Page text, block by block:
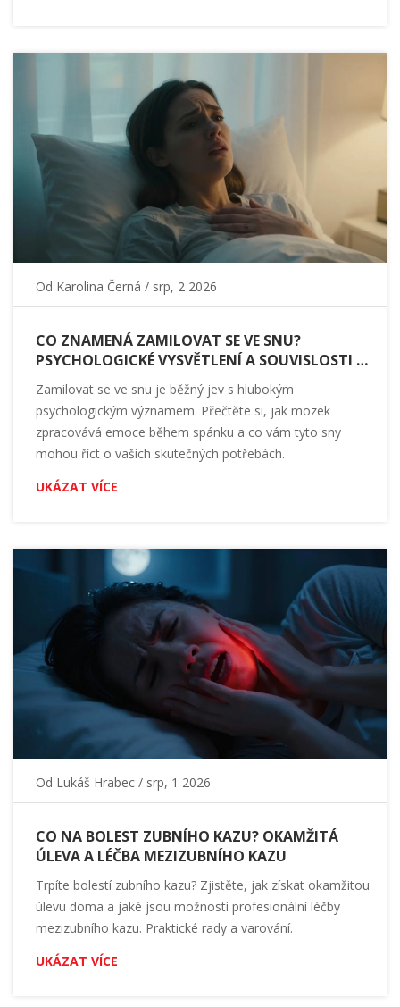
Od Karolina Černá / srp, 2 2026
CO ZNAMENÁ ZAMILOVAT SE VE SNU?
PSYCHOLOGICKÉ VYSVĚTLENÍ A SOUVISLOSTI S
EMOCEMI
Zamilovat se ve snu je běžný jev s hlubokým
psychologickým významem. Přečtěte si, jak mozek
zpracovává emoce během spánku a co vám tyto sny
mohou říct o vašich skutečných potřebách.
UKÁZAT VÍCE
Od Lukáš Hrabec / srp, 1 2026
CO NA BOLEST ZUBNÍHO KAZU? OKAMŽITÁ
ÚLEVA A LÉČBA MEZIZUBNÍHO KAZU
Trpíte bolestí zubního kazu? Zjistěte, jak získat okamžitou
úlevu doma a jaké jsou možnosti profesionální léčby
mezizubního kazu. Praktické rady a varování.
UKÁZAT VÍCE